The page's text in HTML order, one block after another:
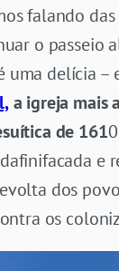
falando
o passeio
uma delícia –
a igreja mais
de 161
e
dos
os